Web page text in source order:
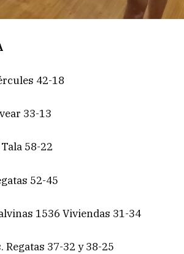
42-18
33-13
58-22
52-45
1536 Viviendas 31-34
Regatas 37-32 y 38-25